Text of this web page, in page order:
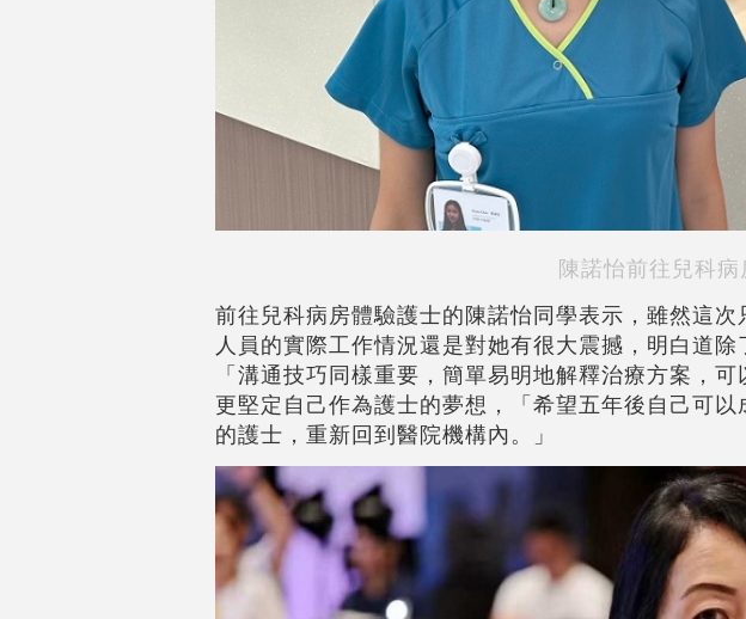
陳諾怡前往兒科病
前往兒科病房體驗護士的陳諾怡同學表示，雖然這
人員的實際工作情況還是對她有很大震撼，明白道
「溝通技巧同樣重要，簡單易明地解釋治療方案，
更堅定自己作為護士的夢想，「希望五年後自己可
的護士，重新回到醫院機構內。」